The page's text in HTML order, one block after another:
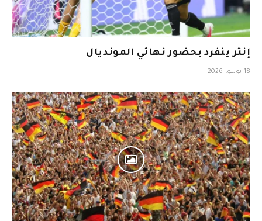
إنتر ينفرد بحضور نهائي المونديال
18 يوليو، 2026